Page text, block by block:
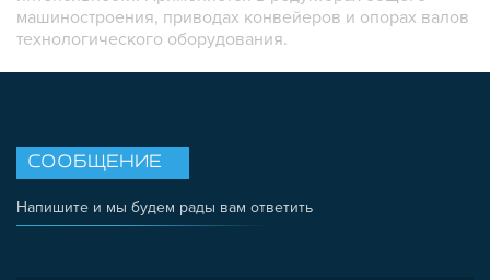
машиностроения, приводах конвейеров и опорах валов
технологического оборудования.
СООБЩЕНИЕ
Напишите и мы будем рады вам ответить